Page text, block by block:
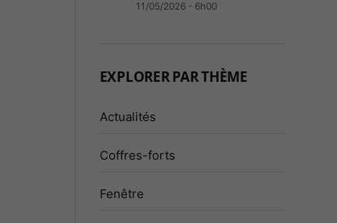
11/05/2026 - 6h00
EXPLORER PAR THÈME
Actualités
Coffres-forts
Fenêtre